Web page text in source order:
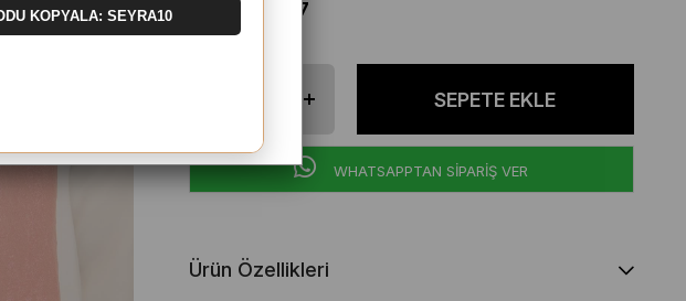
$ 6.67
WHATSAPPTAN SİPARİŞ VER
Ürün Özellikleri
KOPYALA: SEYRA10